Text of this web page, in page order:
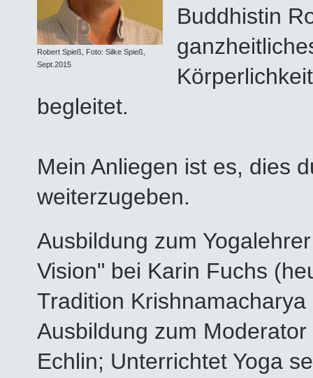
Robert Spieß, Foto: Silke Spieß,
Sept.2015
Buddhistin
begleitet.
Mein Anliegen ist es, dies
weiterzugeben.
Ausbildung zum
Vision" bei Karin Fuchs
Tradition
Ausbildung zum
Echlin; Unterrichtet Yoga